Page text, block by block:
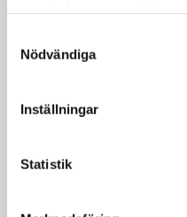
"Visa detaljer" kan du läsa
hur vi och våra
Nödvändiga
Inställningar
Statistik
smartphone Kontaktuppgifter
person Kontaktcenter